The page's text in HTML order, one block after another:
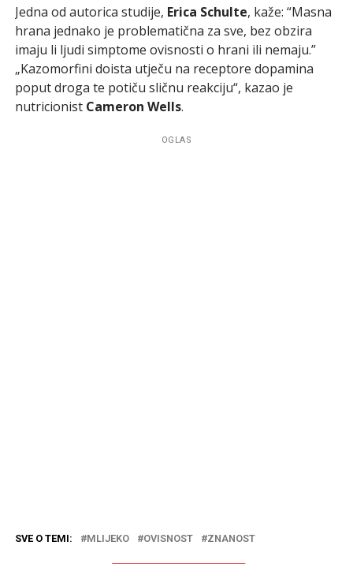
Jedna od autorica studije, Erica Schulte, kaže: “Masna
hrana jednako je problematična za sve, bez obzira
imaju li ljudi simptome ovisnosti o hrani ili nemaju.”
„Kazomorfini doista utječu na receptore dopamina
poput droga te potiču sličnu reakciju“, kazao je
nutricionist Cameron Wells.
OGLAS
SVE O TEMI: MLIJEKO OVISNOST ZNANOST